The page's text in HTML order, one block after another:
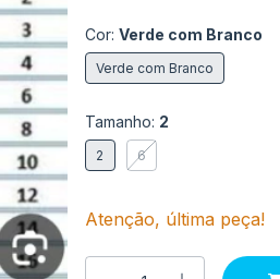
Cor: Verde com Branco
Verde com Branco
Tamanho: 2
2 6
Atenção, última peça!